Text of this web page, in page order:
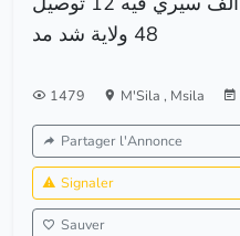
48 ولاية شد مد
1479 M'Sila , Msila
Partager l'Annonce
Signaler
Sauver